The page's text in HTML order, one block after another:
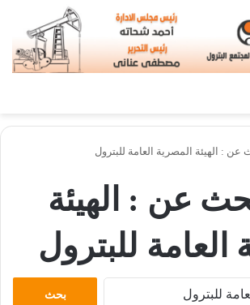
عن : الهيئة المصرية العامة للبترول
عن : الهيئة
العامة للبترول